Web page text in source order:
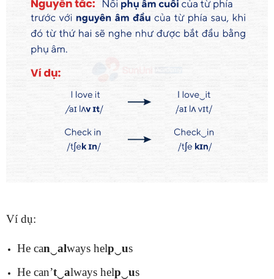
Ví dụ:
He can‿ always help us
He can’t‿ always help us